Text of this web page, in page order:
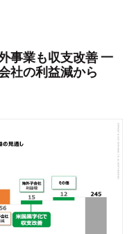
事業も収支改善 一
社の利益減から